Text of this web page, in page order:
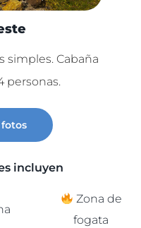
simples. Cabaña
personas.
incluyen
Zona de
fogata